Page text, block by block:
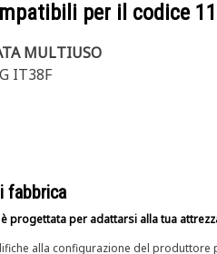
per il codice
MULTIUSO
IT38F
fabbrica
progettata per adattarsi alla tua
alla configurazione del